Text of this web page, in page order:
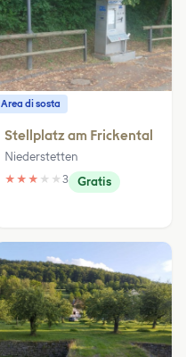
Area di sosta
Stellplatz am Frickental
Niederstetten
★ ★ ★ ★ ★ 3 Gratis